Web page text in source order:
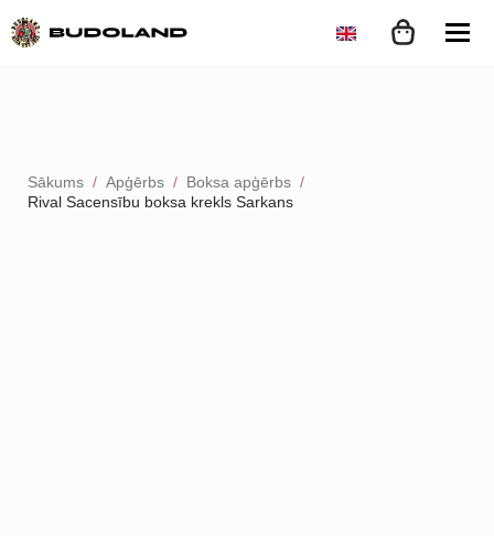
Sākums Apģērbs
Boksa apģērbs
Rival Sacensību boksa krekls Sarkans